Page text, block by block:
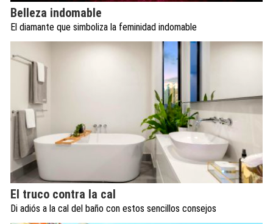
Belleza indomable
El diamante que simboliza la feminidad indomable
El truco contra la cal
Di adiós a la cal del baño con estos sencillos consejos